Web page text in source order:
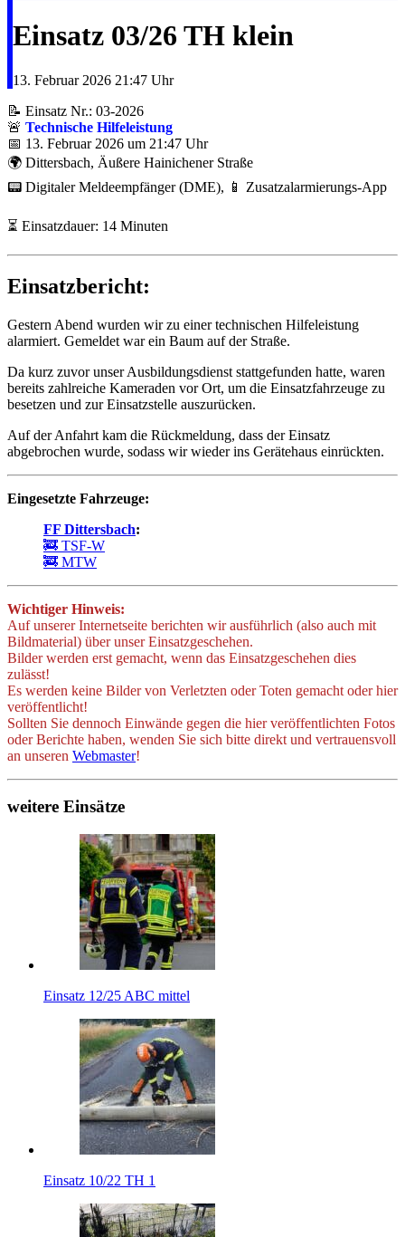
Einsatz 03/26 TH klein
13. Februar 2026 21:47 Uhr
📝 Einsatz Nr.: 03-2026
🚨 Technische Hilfeleistung
📅 13. Februar 2026 um 21:47 Uhr
🌍 Dittersbach, Äußere Hainichener Straße
📟 Digitaler Meldeempfänger (DME), 📱 Zusatzalarmierungs-App
⏳ Einsatzdauer: 14 Minuten
Einsatzbericht:
Gestern Abend wurden wir zu einer technischen Hilfeleistung
alarmiert. Gemeldet war ein Baum auf der Straße.
Da kurz zuvor unser Ausbildungsdienst stattgefunden hatte, waren
bereits zahlreiche Kameraden vor Ort, um die Einsatzfahrzeuge zu
besetzen und zur Einsatzstelle auszurücken.
Auf der Anfahrt kam die Rückmeldung, dass der Einsatz
abgebrochen wurde, sodass wir wieder ins Gerätehaus einrückten.
Eingesetzte Fahrzeuge:
FF Dittersbach:
🚒 TSF-W
🚒 MTW
Wichtiger Hinweis:
Auf unserer Internetseite berichten wir ausführlich (also auch mit
Bildmaterial) über unser Einsatzgeschehen.
Bilder werden erst gemacht, wenn das Einsatzgeschehen dies
zulässt!
Es werden keine Bilder von Verletzten oder Toten gemacht oder hier
veröffentlicht!
Sollten Sie dennoch Einwände gegen die hier veröffentlichten Fotos
oder Berichte haben, wenden Sie sich bitte direkt und vertrauensvoll
an unseren Webmaster!
weitere Einsätze
Einsatz 12/25 ABC mittel
Einsatz 10/22 TH 1